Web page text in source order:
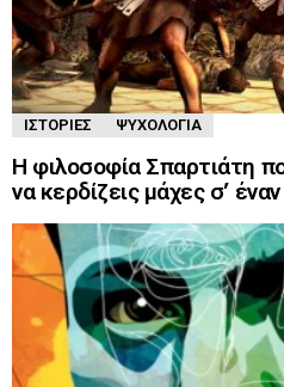
ΙΣΤΟΡΊΕΣ ΨΥΧΟΛΟΓΊΑ
Η φιλοσοφία Σπαρτιάτη
να κερδίζεις μάχες σ’